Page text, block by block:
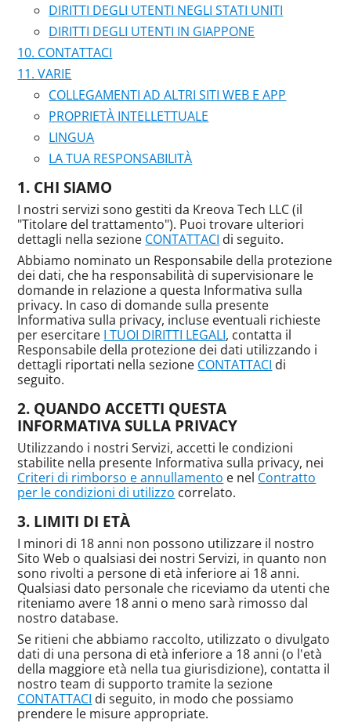
DIRITTI DEGLI UTENTI NEGLI STATI UNITI
DIRITTI DEGLI UTENTI IN GIAPPONE
CONTATTACI
VARIE
COLLEGAMENTI AD ALTRI SITI WEB E APP
PROPRIETÀ INTELLETTUALE
LINGUA
LA TUA RESPONSABILITÀ
CHI SIAMO
I nostri servizi sono gestiti da Kreova Tech LLC (il
"Titolare del trattamento"). Puoi trovare ulteriori
dettagli nella sezione CONTATTACI di seguito.
Abbiamo nominato un Responsabile della protezione
dei dati, che ha responsabilità di supervisionare le
domande in relazione a questa Informativa sulla
privacy. In caso di domande sulla presente
Informativa sulla privacy, incluse eventuali richieste
per esercitare I TUOI DIRITTI LEGALI, contatta il
Responsabile della protezione dei dati utilizzando i
dettagli riportati nella sezione CONTATTACI di
seguito.
QUANDO ACCETTI QUESTA
INFORMATIVA SULLA PRIVACY
Utilizzando i nostri Servizi, accetti le condizioni
stabilite nella presente Informativa sulla privacy, nei
Criteri di rimborso e annullamento e nel Contratto
per le condizioni di utilizzo correlato.
LIMITI DI ETÀ
I minori di 18 anni non possono utilizzare il nostro
Sito Web o qualsiasi dei nostri Servizi, in quanto non
sono rivolti a persone di età inferiore ai 18 anni.
Qualsiasi dato personale che riceviamo da utenti che
riteniamo avere 18 anni o meno sarà rimosso dal
nostro database.
Se ritieni che abbiamo raccolto, utilizzato o divulgato
dati di una persona di età inferiore a 18 anni (o l'età
della maggiore età nella tua giurisdizione), contatta il
nostro team di supporto tramite la sezione
CONTATTACI di seguito, in modo che possiamo
prendere le misure appropriate.